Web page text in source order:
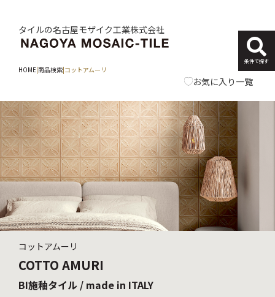
タイルの名古屋モザイク工業株式会社
HOME|商品検索|コットアムーリ
お気に入り一覧
コットアムーリ
COTTO AMURI
BI施釉タイル / made in ITALY
条件で探す